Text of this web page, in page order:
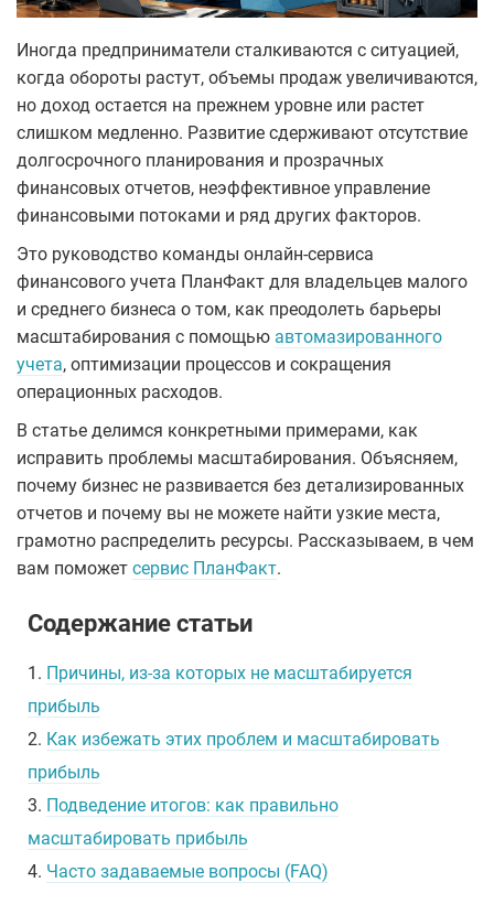
Иногда предприниматели сталкиваются с ситуацией,
когда обороты растут, объемы продаж увеличиваются,
но доход остается на прежнем уровне или растет
слишком медленно. Развитие сдерживают отсутствие
долгосрочного планирования и прозрачных
финансовых отчетов, неэффективное управление
финансовыми потоками и ряд других факторов.
Это руководство команды онлайн-сервиса
финансового учета ПланФакт для владельцев малого
и среднего бизнеса о том, как преодолеть барьеры
масштабирования с помощью автомазированного
учета, оптимизации процессов и сокращения
операционных расходов.
В статье делимся конкретными примерами, как
исправить проблемы масштабирования. Объясняем,
почему бизнес не развивается без детализированных
отчетов и почему вы не можете найти узкие места,
грамотно распределить ресурсы. Рассказываем, в чем
вам поможет сервис ПланФакт.
Содержание статьи
1. Причины, из-за которых не масштабируется
прибыль
2. Как избежать этих проблем и масштабировать
прибыль
3. Подведение итогов: как правильно
масштабировать прибыль
4. Часто задаваемые вопросы (FAQ)